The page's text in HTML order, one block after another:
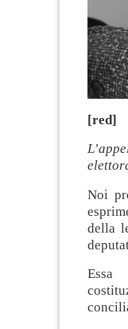
[red]
Noi
della
Essa